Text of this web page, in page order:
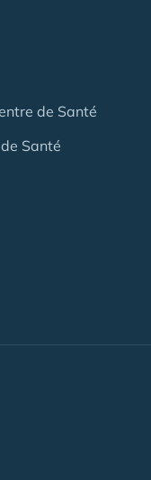
de Santé
Santé